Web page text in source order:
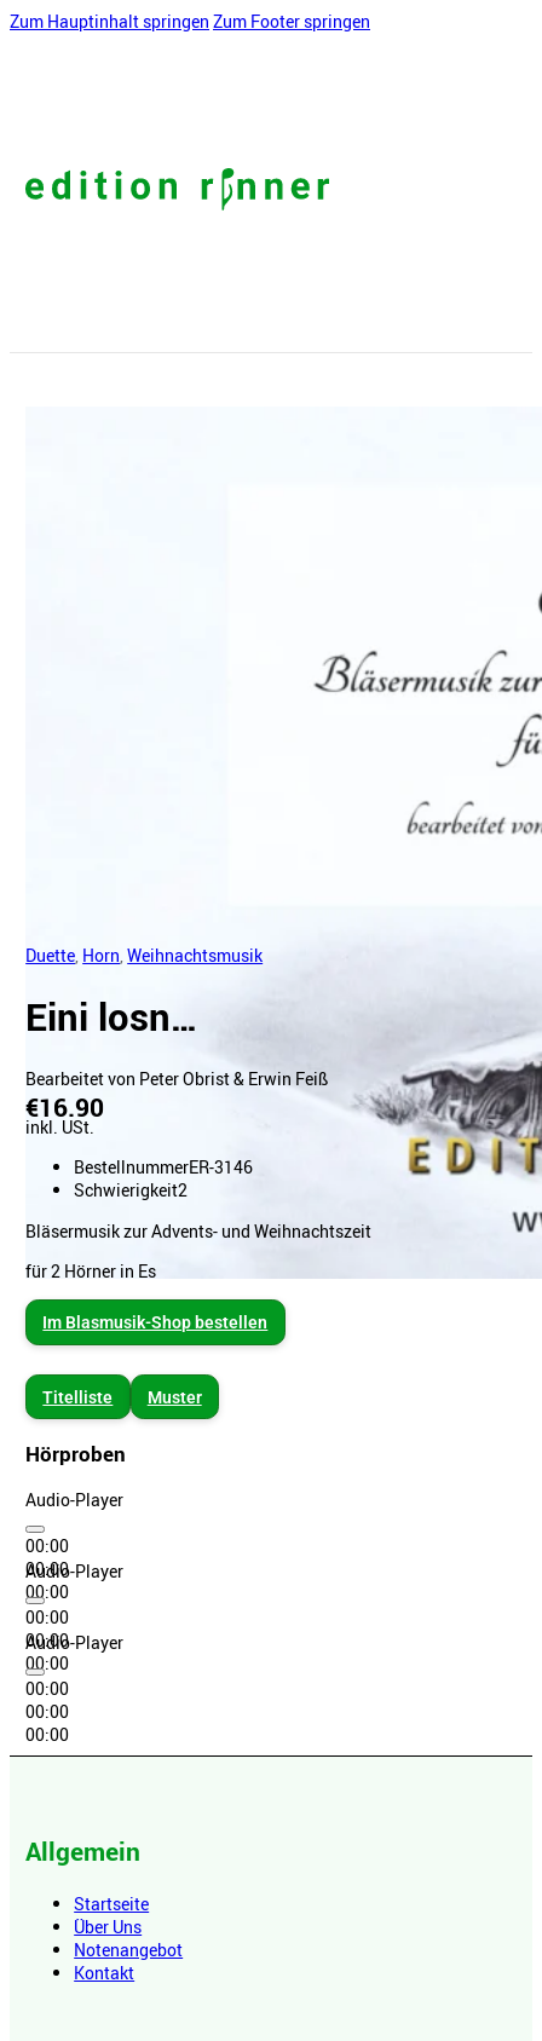
Zum Hauptinhalt springen Zum Footer springen
Duette Horn ,Weihnachtsmusik
Eini losn…
Bearbeitet von Peter Obrist & Erwin Feiß
€16.90
inkl. USt.
BestellnummerER-3146
Schwierigkeit2
Bläsermusik zur Advents- und Weihnachtszeit
für 2 Hörner in Es
Im Blasmusik-Shop bestellen
Titelliste Muster
Hörproben
Audio-Player
00:00
00:00
00:00
Audio-Player
00:00
00:00
00:00
Audio-Player
00:00
00:00
00:00
Allgemein
Startseite
Über Uns
Notenangebot
Kontakt